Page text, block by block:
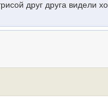
друг друга видели